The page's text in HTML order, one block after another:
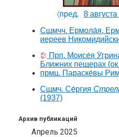
〈пред. 8
Сщмчч. Ермола́я,
иереев
Прп. Моисе́я
Ближних пещерах
прмц. Параске́вы
Сщмч. Се́ргия
(1937)
Архив публикаций
Апрель 2025